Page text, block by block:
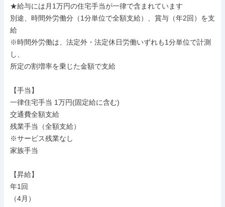
★給与には月1万円の住宅手当が一律で含まれています
別途、時間外労働分（1分単位で全額支給）、賞与（年2回）を支
給
※時間外労働は、法定外・法定休日労働いずれも1分単位で計測
し、
所定の割増率を乗じた金額で支給
【手当】
一律住宅手当 1万円(固定給に含む)
交通費全額支給
残業手当（全額支給）
※サービス残業なし
家族手当
【昇給】
年1回
（4月）